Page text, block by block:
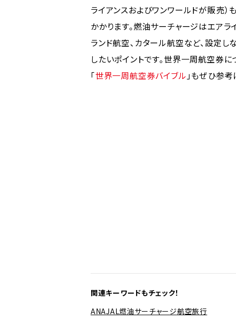
ライアンスおよびワンワールドが販売）
かかります。燃油サーチャージはエア
ランド航空、カタール航空など、設定
したいポイントです。世界一周航空券
「世界一周航空券バイブル」もぜひ参考
関連キーワードもチェック！
ANAJAL燃油サーチャージ航空旅行